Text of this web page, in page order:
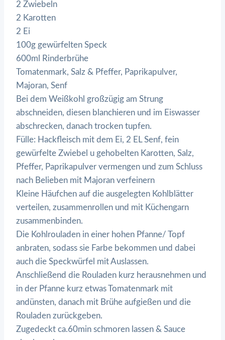
2 Zwiebeln
2 Karotten
2 Ei
100g gewürfelten Speck
600ml Rinderbrühe
Tomatenmark, Salz & Pfeffer, Paprikapulver,
Majoran, Senf
Bei dem Weißkohl großzügig am Strung
abschneiden, diesen blanchieren und im Eiswasser
abschrecken, danach trocken tupfen.
Fülle: Hackfleisch mit dem Ei, 2 EL Senf, fein
gewürfelte Zwiebel u gehobelten Karotten, Salz,
Pfeffer, Paprikapulver vermengen und zum Schluss
nach Belieben mit Majoran verfeinern
Kleine Häufchen auf die ausgelegten Kohlblätter
verteilen, zusammenrollen und mit Küchengarn
zusammenbinden.
Die Kohlrouladen in einer hohen Pfanne/ Topf
anbraten, sodass sie Farbe bekommen und dabei
auch die Speckwürfel mit Auslassen.
Anschließend die Rouladen kurz herausnehmen und
in der Pfanne kurz etwas Tomatenmark mit
andünsten, danach mit Brühe aufgießen und die
Rouladen zurückgeben.
Zugedeckt ca.60min schmoren lassen & Sauce